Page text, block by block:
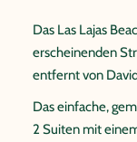
Das Las Lajas
erscheinenden
entfernt von
Das einfache,
2 Suiten mit